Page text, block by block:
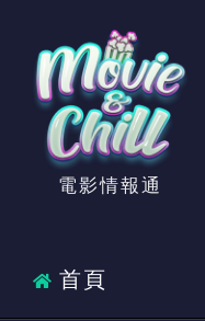
電影情報通
首頁